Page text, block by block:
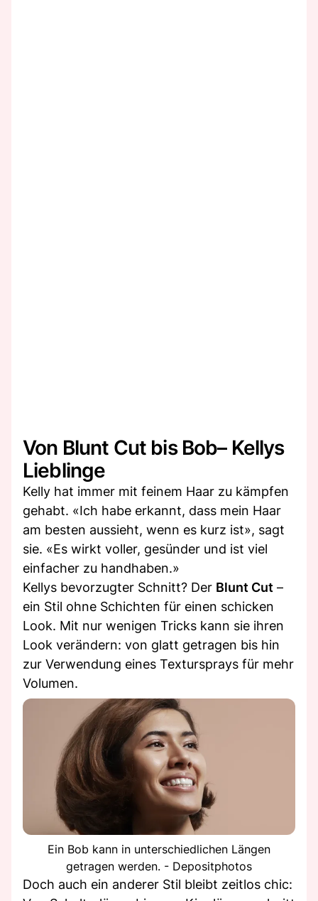
Von Blunt Cut bis Bob– Kellys
Lieblinge
Kelly hat immer mit feinem Haar zu kämpfen
gehabt. «Ich habe erkannt, dass mein Haar
am besten aussieht, wenn es kurz ist», sagt
sie. «Es wirkt voller, gesünder und ist viel
einfacher zu handhaben.»
Kellys bevorzugter Schnitt? Der Blunt Cut –
ein Stil ohne Schichten für einen schicken
Look. Mit nur wenigen Tricks kann sie ihren
Look verändern: von glatt getragen bis hin
zur Verwendung eines Textursprays für mehr
Volumen.
Ein Bob kann in unterschiedlichen Längen
getragen werden. - Depositphotos
Doch auch ein anderer Stil bleibt zeitlos chic: